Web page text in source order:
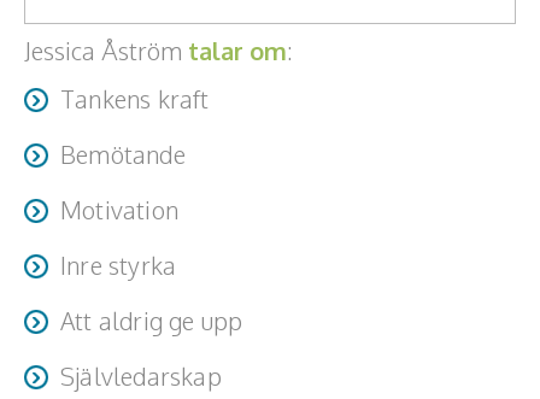
Skådespelare
Alla talare
Alla ämnen
Jessica Åström talar om:
Tankens kraft
Bemötande
Motivation
Inre styrka
Att aldrig ge upp
Självledarskap